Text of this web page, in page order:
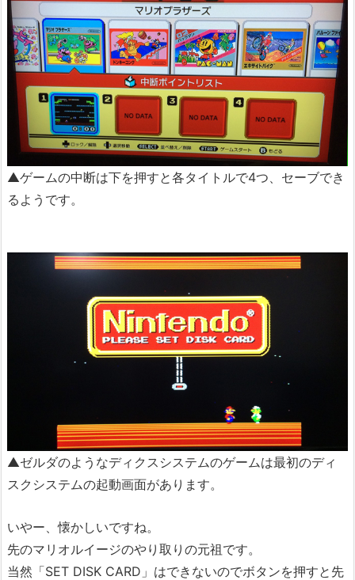
▲ゲームの中断は下を押すと各タイトルで4つ、セーブでき
るようです。
▲ゼルダのようなディクスシステムのゲームは最初のディ
スクシステムの起動画面があります。
いやー、懐かしいですね。
先のマリオルイージのやり取りの元祖です。
当然「SET DISK CARD」はできないのでボタンを押すと先